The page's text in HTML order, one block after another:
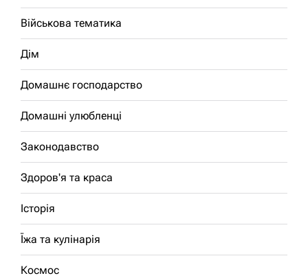
Військова тематика
Дім
Домашнє господарство
Домашні улюбленці
Законодавство
Здоров'я та краса
Історія
Їжа та кулінарія
Космос